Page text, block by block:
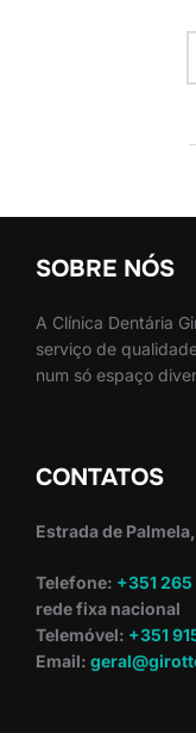
SOBRE NÓS
A Clínica Dentária
serviço de
num só espaço
CONTATOS
Estrada de
Telefone: +351
rede fixa nacional
Telemóvel: +351
Email: